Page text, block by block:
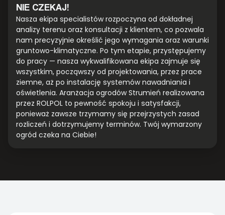
NIE CZEKAJ!
Nasza ekipa specialistów rozpoczyna od dokładnej
analizy terenu oraz konsultacji z klientem, co pozwala
nam precyzyjnie określić jego wymagania oraz warunki
gruntowo-klimatyczne. Po tym etapie, przystępujemy
do pracy — nasza wykwalifikowana ekipa zajmuje się
wszystkim, począwszy od projektowania, przez prace
ziemne, aż po instalację systemów nawadniania i
oświetlenia. Aranżacja ogrodów Strumień realizowana
przez ROLPOL to pewność spokoju i satysfakcji,
ponieważ zawsze trzymamy się przejrzystych zasad
rozliczeń i dotrzymujemy terminów. Twój wymarzony
ogród czeka na Ciebie!